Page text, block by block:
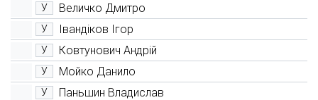
У Величко Дмитро
У Івандіков Ігор
У Ковтунович Андрій
У Мойко Данило
У Паньшин Владислав